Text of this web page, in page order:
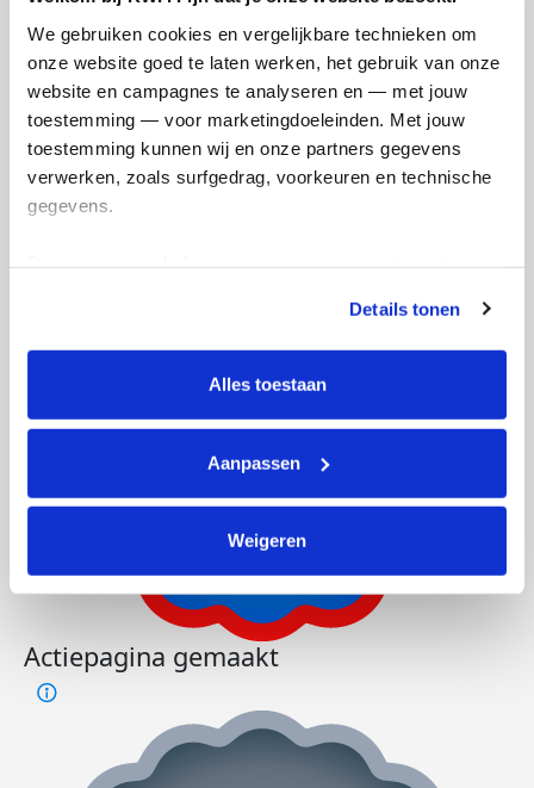
We gebruiken cookies en vergelijkbare technieken om
onze website goed te laten werken, het gebruik van onze
website en campagnes te analyseren en — met jouw
toestemming — voor marketingdoeleinden. Met jouw
toestemming kunnen wij en onze partners gegevens
verwerken, zoals surfgedrag, voorkeuren en technische
gegevens.
tonen. Je kunt je toestemming op elk moment wijzigen of
intrekken via Cookie instellingen onderaan de pagina. De
lijst met cookies is te vinden in het tabblad “details”.
Details tonen
Alles toestaan
Aanpassen
Weigeren
Doneer
Lana's badges
Actiepagina gemaakt